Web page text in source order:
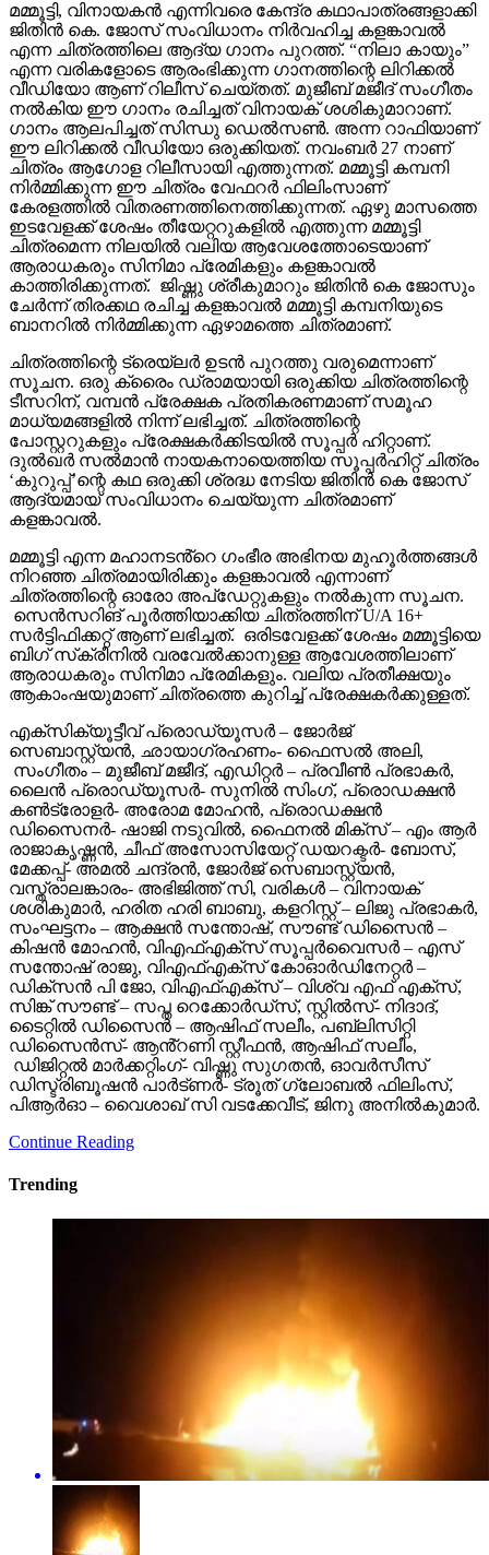
മമ്മൂട്ടി, വിനായകൻ എന്നിവരെ കേന്ദ്ര കഥാപാത്രങ്ങളാക്കി
ജിതിൻ കെ. ജോസ് സംവിധാനം നിർവഹിച്ച കളങ്കാവൽ
എന്ന ചിത്രത്തിലെ ആദ്യ ഗാനം പുറത്ത്. “നിലാ കായും”
എന്ന വരികളോടെ ആരംഭിക്കുന്ന ഗാനത്തിന്റെ ലിറിക്കൽ
വീഡിയോ ആണ് റിലീസ് ചെയ്തത്. മുജീബ് മജീദ് സംഗീതം
നൽകിയ ഈ ഗാനം രചിച്ചത് വിനായക് ശശികുമാറാണ്.
ഗാനം ആലപിച്ചത് സിന്ധു ഡെൽസൺ. അന്ന റാഫിയാണ്
ഈ ലിറിക്കൽ വീഡിയോ ഒരുക്കിയത്. നവംബർ 27 നാണ്
ചിത്രം ആഗോള റിലീസായി എത്തുന്നത്. മമ്മൂട്ടി കമ്പനി
നിർമ്മിക്കുന്ന ഈ ചിത്രം വേഫറർ ഫിലിംസാണ്
കേരളത്തിൽ വിതരണത്തിനെത്തിക്കുന്നത്. ഏഴു മാസത്തെ
ഇടവേളക്ക് ശേഷം തീയേറ്ററുകളിൽ എത്തുന്ന മമ്മൂട്ടി
ചിത്രമെന്ന നിലയിൽ വലിയ ആവേശത്തോടെയാണ്
ആരാധകരും സിനിമാ പ്രേമികളും കളങ്കാവൽ
കാത്തിരിക്കുന്നത്. ജിഷ്ണു ശ്രീകുമാറും ജിതിൻ കെ ജോസും
ചേർന്ന് തിരക്കഥ രചിച്ച കളങ്കാവൽ മമ്മൂട്ടി കമ്പനിയുടെ
ബാനറിൽ നിർമ്മിക്കുന്ന ഏഴാമത്തെ ചിത്രമാണ്.
ചിത്രത്തിന്റെ ട്രെയ്‌ലർ ഉടൻ പുറത്തു വരുമെന്നാണ്
സൂചന. ഒരു ക്രൈം ഡ്രാമയായി ഒരുക്കിയ ചിത്രത്തിന്റെ
ടീസറിന്, വമ്പൻ പ്രേക്ഷക പ്രതികരണമാണ് സമൂഹ
മാധ്യമങ്ങളിൽ നിന്ന് ലഭിച്ചത്. ചിത്രത്തിന്റെ
പോസ്റ്ററുകളും പ്രേക്ഷകർക്കിടയിൽ സൂപ്പർ ഹിറ്റാണ്.
ദുൽഖർ സൽമാൻ നായകനായെത്തിയ സൂപ്പർഹിറ്റ് ചിത്രം
‘കുറുപ്പ്’ന്റെ കഥ ഒരുക്കി ശ്രദ്ധ നേടിയ ജിതിൻ കെ ജോസ്
ആദ്യമായ് സംവിധാനം ചെയ്യുന്ന ചിത്രമാണ്
കളങ്കാവൽ.
മമ്മൂട്ടി എന്ന മഹാനടൻ്റെ ഗംഭീര അഭിനയ മുഹൂർത്തങ്ങൾ
നിറഞ്ഞ ചിത്രമായിരിക്കും കളങ്കാവൽ എന്നാണ്
ചിത്രത്തിന്റെ ഓരോ അപ്‌ഡേറ്റുകളും നൽകുന്ന സൂചന.
സെൻസറിങ് പൂർത്തിയാക്കിയ ചിത്രത്തിന് U/A 16+
സർട്ടിഫിക്കറ്റ് ആണ് ലഭിച്ചത്. ഒരിടവേളക്ക് ശേഷം മമ്മൂട്ടിയെ
ബിഗ് സ്‌ക്രീനിൽ വരവേൽക്കാനുള്ള ആവേശത്തിലാണ്
ആരാധകരും സിനിമാ പ്രേമികളും. വലിയ പ്രതീക്ഷയും
ആകാംഷയുമാണ് ചിത്രത്തെ കുറിച്ച് പ്രേക്ഷകർക്കുള്ളത്.
എക്സിക്യൂട്ടീവ് പ്രൊഡ്യൂസർ – ജോർജ്
സെബാസ്റ്റ്യൻ, ഛായാഗ്രഹണം- ഫൈസൽ അലി,
സംഗീതം – മുജീബ് മജീദ്, എഡിറ്റർ – പ്രവീൺ പ്രഭാകർ,
ലൈൻ പ്രൊഡ്യൂസർ- സുനിൽ സിംഗ്, പ്രൊഡക്ഷൻ
കൺട്രോളർ- അരോമ മോഹൻ, പ്രൊഡക്ഷൻ
ഡിസൈനർ- ഷാജി നടുവിൽ, ഫൈനൽ മിക്സ് – എം ആർ
രാജാകൃഷ്ണൻ, ചീഫ് അസോസിയേറ്റ് ഡയറക്ടർ- ബോസ്,
മേക്കപ്പ്- അമൽ ചന്ദ്രൻ, ജോർജ് സെബാസ്റ്റ്യൻ,
വസ്ത്രാലങ്കാരം- അഭിജിത്ത് സി, വരികൾ – വിനായക്
ശശികുമാർ, ഹരിത ഹരി ബാബു, കളറിസ്റ്റ് – ലിജു പ്രഭാകർ,
സംഘട്ടനം – ആക്ഷൻ സന്തോഷ്, സൗണ്ട് ഡിസൈൻ –
കിഷൻ മോഹൻ, വിഎഫ്എക്സ് സൂപ്പർവൈസർ – എസ്
സന്തോഷ് രാജു, വിഎഫ്എക്സ് കോഓർഡിനേറ്റർ –
ഡിക്സൻ പി ജോ, വിഎഫ്എക്സ് – വിശ്വ എഫ് എക്സ്,
സിങ്ക് സൗണ്ട് – സപ്ത റെക്കോർഡ്സ്, സ്റ്റിൽസ്- നിദാദ്,
ടൈറ്റിൽ ഡിസൈൻ – ആഷിഫ് സലീം, പബ്ലിസിറ്റി
ഡിസൈൻസ്- ആൻ്റണി സ്റ്റീഫൻ, ആഷിഫ് സലീം,
ഡിജിറ്റൽ മാർക്കറ്റിംഗ്- വിഷ്ണു സുഗതൻ, ഓവർസീസ്
ഡിസ്ട്രിബൂഷൻ പാർട്ണർ- ട്രൂത് ഗ്ലോബൽ ഫിലിംസ്,
പിആർഓ – വൈശാഖ് സി വടക്കേവീട്, ജിനു അനിൽകുമാർ.
Continue Reading
Trending